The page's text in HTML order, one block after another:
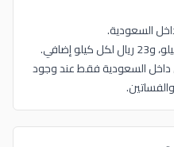
السعودية فقط عند وجود